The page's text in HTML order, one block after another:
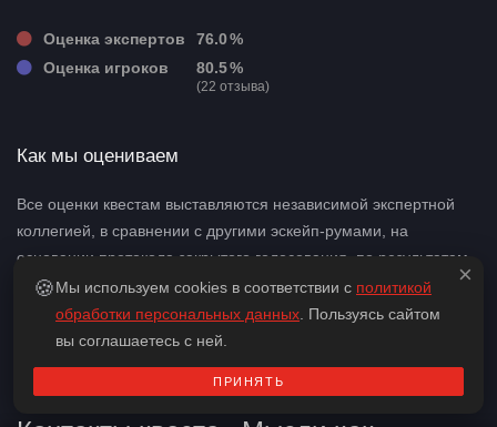
Оценка экспертов
76.0 %
Оценка игроков
80.5 %
(22 отзыва)
Как мы оцениваем
Все оценки квестам выставляются независимой экспертной
коллегией, в сравнении с другими эскейп-румами, на
основании протокола закрытого голосования, по результатам
прохождения квеста одной из групп экспертной коллегии.
Подробнее о том, как мы оцениваем
×
🍪Мы используем cookies в соответствии с политикой
обработки персональных данных . Пользуясь сайтом
вы соглашаетесь с ней.
ПРИНЯТЬ